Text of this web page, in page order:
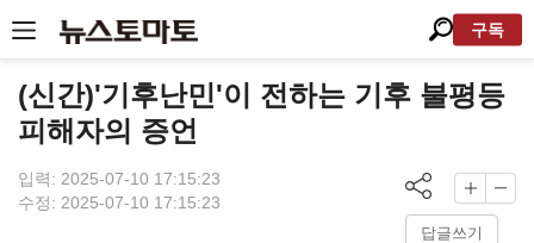
구독
(신간)'기후난민'이 전하는 기후 불평등
피해자의 증언
입력: 2025-07-10 17:15:23
수정: 2025-07-10 17:15:23
답글쓰기